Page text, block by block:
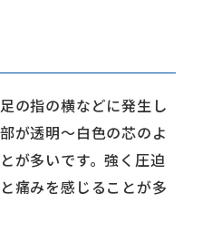
の指の横などに発生し
が透明〜白色の芯のよ
が多いです。強く圧迫
痛みを感じることが多